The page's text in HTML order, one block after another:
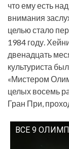
что ему есть
внимания
целью стало
1984 году.
двенадцать
культуриста
«Мистером
целых восемь
Гран При,
ВСЕ 9